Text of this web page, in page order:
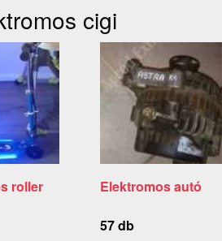
cigi
roller Elektromos autó
57 db